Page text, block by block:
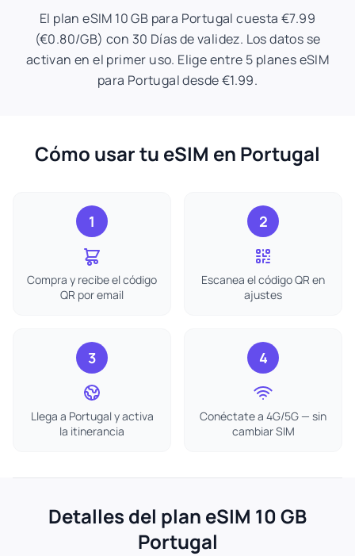
El plan eSIM 10 GB para Portugal cuesta €7.99
(€0.80/GB) con 30 Días de validez. Los datos se
activan en el primer uso. Elige entre 5 planes eSIM
para Portugal desde €1.99.
Cómo usar tu eSIM en Portugal
1
Compra y recibe el código
QR por email
2
Escanea el código QR en
ajustes
3
Llega a Portugal y activa
la itinerancia
4
Conéctate a 4G/5G — sin
cambiar SIM
Detalles del plan eSIM 10 GB
Portugal